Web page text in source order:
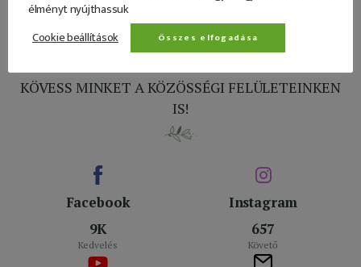
KÖVESS MINKET A KÖZÖSSÉGI FELÜLETEINKEN
IS!
Facebook
9K
Kedvelés
Instagram
657
Követő
élményt nyújthassuk
Cookie beállítások
Összes elfogadása